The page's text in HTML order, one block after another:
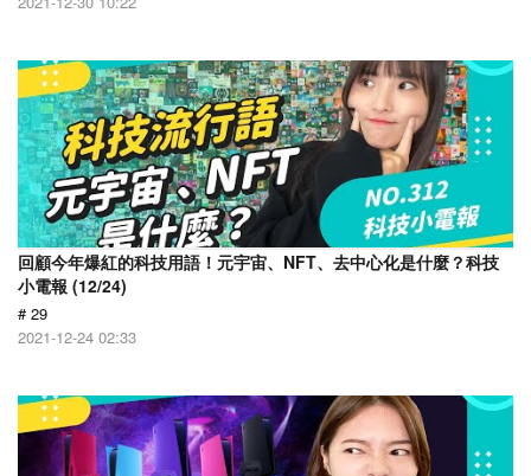
回顧今年爆紅的科技用語！元宇宙、NFT、去中心化是什麼？科技
小電報 (12/24)
# 29
2021-12-24 02:33